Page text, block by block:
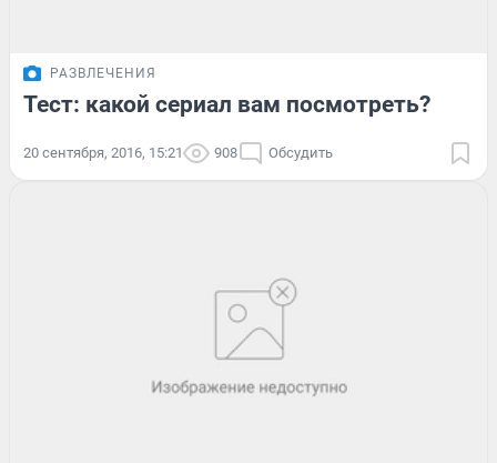
РАЗВЛЕЧЕНИЯ
Тест: какой сериал вам посмотреть?
20 сентября, 2016, 15:21 908 Обсудить